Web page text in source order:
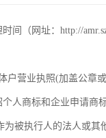
间（网址：http://
户营业执照(加盖公章
人商标和企业申请商
被执行人的法人或